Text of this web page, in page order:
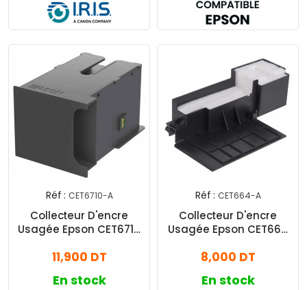
Réf : CET6710-A
Collecteur D'encre
Usagée Epson CET6710
11,900 DT
En stock
Réf : CET664-A
Collecteur D'encre
Usagée Epson CET664
8,000 DT
En stock